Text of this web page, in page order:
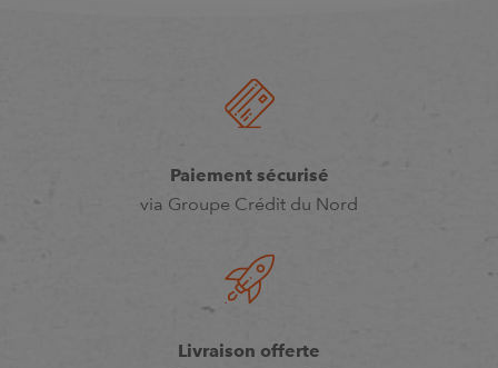
Paiement sécurisé
via Groupe Crédit du Nord
Livraison offerte